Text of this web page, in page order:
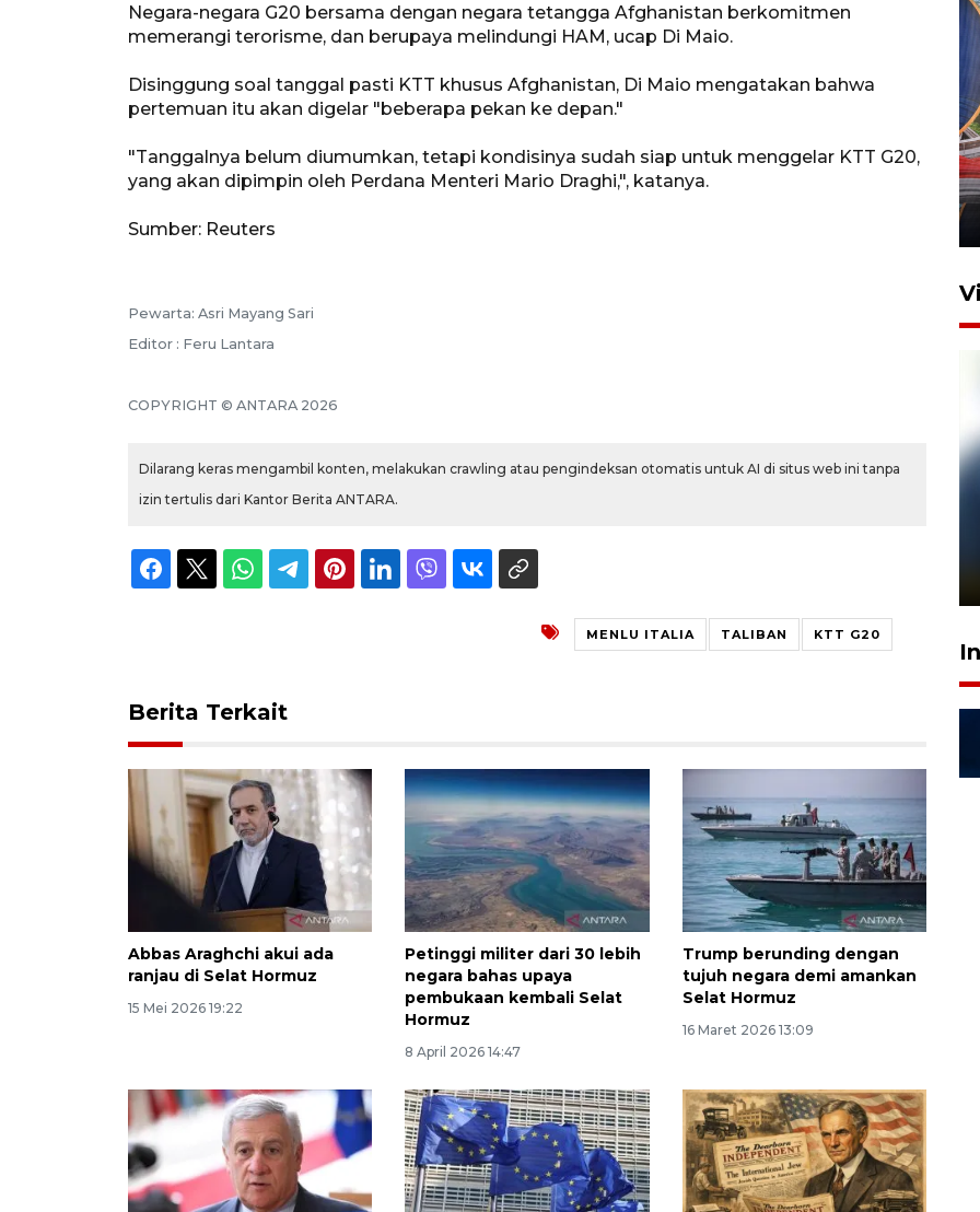
Negara-negara G20 bersama dengan negara tetangga Afghanistan berkomitmen
memerangi terorisme, dan berupaya melindungi HAM, ucap Di Maio.
Disinggung soal tanggal pasti KTT khusus Afghanistan, Di Maio mengatakan bahwa
pertemuan itu akan digelar "beberapa pekan ke depan."
"Tanggalnya belum diumumkan, tetapi kondisinya sudah siap untuk menggelar KTT G20,
yang akan dipimpin oleh Perdana Menteri Mario Draghi,", katanya.
Sumber: Reuters
Pewarta: Asri Mayang Sari
Editor : Feru Lantara
COPYRIGHT © ANTARA 2026
Dilarang keras mengambil konten, melakukan crawling atau pengindeksan otomatis untuk AI di situs web ini tanpa
izin tertulis dari Kantor Berita ANTARA.
MENLU ITALIA TALIBAN KTT G20
Berita Terkait
Abbas Araghchi akui ada
ranjau di Selat Hormuz
15 Mei 2026 19:22
Petinggi militer dari 30 lebih
negara bahas upaya
pembukaan kembali Selat
Hormuz
8 April 2026 14:47
Trump berunding dengan
tujuh negara demi amankan
Selat Hormuz
16 Maret 2026 13:09
perlintasan sebidang di
Stasiun Bogor